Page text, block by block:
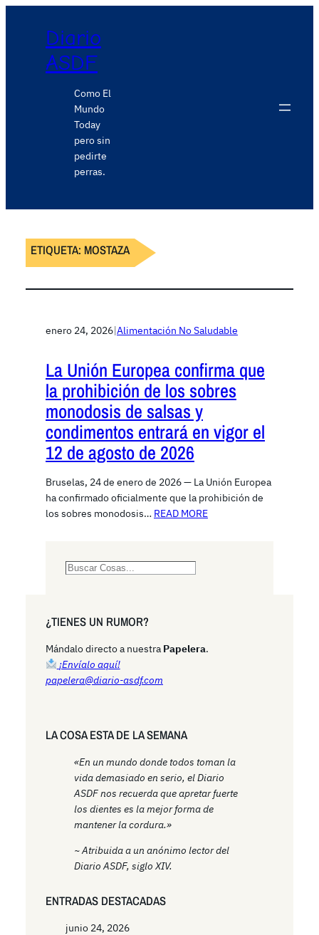
Diario
ASDF
Como El
Mundo
Today
pero sin
pedirte
perras.
ETIQUETA: MOSTAZA
enero 24, 2026|Alimentación No Saludable
La Unión Europea confirma que
la prohibición de los sobres
monodosis de salsas y
condimentos entrará en vigor el
12 de agosto de 2026
Bruselas, 24 de enero de 2026 — La Unión Europea
ha confirmado oficialmente que la prohibición de
los sobres monodosis… READ MORE
S
r
h
¿TIENES UN RUMOR?
Mándalo directo a nuestra Papelera.
¡Envíalo aquí!
papelera@diario-asdf.com
LA COSA ESTA DE LA SEMANA
«En un mundo donde todos toman la
vida demasiado en serio, el Diario
ASDF nos recuerda que apretar fuerte
los dientes es la mejor forma de
mantener la cordura.»
~ Atribuida a un anónimo lector del
Diario ASDF, siglo XIV.
ENTRADAS DESTACADAS
junio 24, 2026